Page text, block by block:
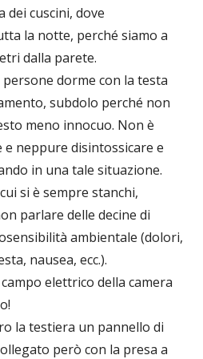
dei cuscini, dove
la notte, perché siamo a
dalla parete.
dorme con la testa
subdolo perché non
meno innocuo. Non è
neppure disintossicare e
in una tale situazione.
si è sempre stanchi,
parlare delle decine di
ambientale (dolori,
nausea, ecc.).
elettrico della camera
la testiera un pannello di
però con la presa a